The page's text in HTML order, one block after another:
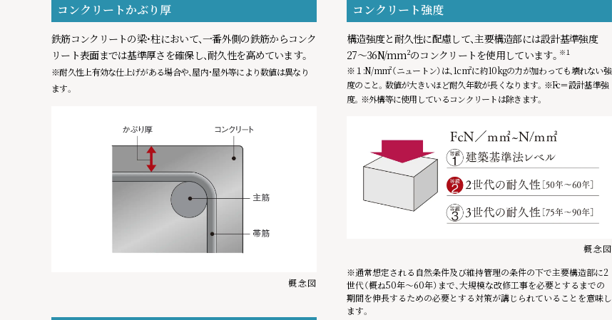
2025.04.15
堺の未来ページを公開しました。
SAKAI DAILY LIFE IN 理想都
コンクリートかぶり厚
鉄筋コンクリートの梁・柱において、一番外側の鉄筋からコンク
リート表面までは基準厚さを確保し、耐久性を高めています。
※耐久性上有効な仕上げがある場合や、屋内・屋外等により数値は異なり
ます。
概念図
コンクリート強度
構造強度と耐久性に配慮して、主要構造部には設計基準強度
27〜36N/mm²のコンクリートを使用しています。 ※１
※１:N/mm²（ニュートン）は、1cm²に約10kgの力が加わっても壊れない強
度のこと。数値が大きいほど耐久年数が長くなります。※Fc＝設計基準強
度。※外構等に使用しているコンクリートは除きます。
概念図
※通常想定される自然条件及び維持管理の条件の下で主要構造部に2
世代（概ね50年〜60年）まで、大規模な改修工事を必要とするまでの
期間を伸長するための必要とする対策が講じられていることを意味し
ます。